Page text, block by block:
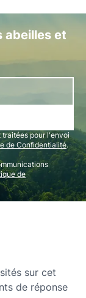
abeilles et
traitées pour l'envoi
de Confidentialité.
de
sur cet
de réponse